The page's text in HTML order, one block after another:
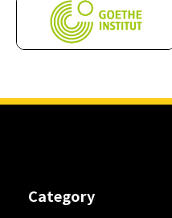
Category